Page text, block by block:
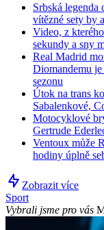
Srbská legenda
vítězné sety by
Video, z
sekundy a sny
Real Madrid
Diomandemu
sezonu
Útok na trans
Sabalenkové,
Motocyklové
Gertrude
Ventoux může
hodiny úplně
Zobrazit více
Sport
Vybrali jsme pro vás